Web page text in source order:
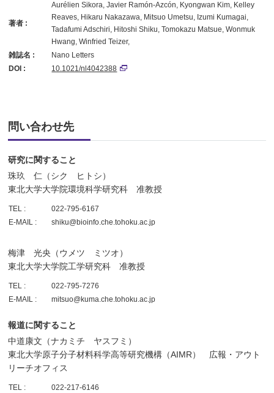
著者 :
Aurélien Sikora, Javier Ramón-Azcón, Kyongwan Kim, Kelley
Reaves, Hikaru Nakazawa, Mitsuo Umetsu, Izumi Kumagai,
Tadafumi Adschiri, Hitoshi Shiku, Tomokazu Matsue, Wonmuk
Hwang, Winfried Teizer,
雑誌名 :
Nano Letters
DOI :
10.1021/nl4042388
問い合わせ先
研究に関すること
珠玖 仁（シク ヒトシ）
東北大学大学院環境科学研究科 准教授
TEL :
022-795-6167
E-MAIL :
shiku@bioinfo.che.tohoku.ac.jp
梅津 光央（ウメツ ミツオ）
東北大学大学院工学研究科 准教授
TEL :
022-795-7276
E-MAIL :
mitsuo@kuma.che.tohoku.ac.jp
報道に関すること
中道康文（ナカミチ ヤスフミ）
東北大学原子分子材料科学高等研究機構（AIMR） 広報・アウト
リーチオフィス
TEL :
022-217-6146